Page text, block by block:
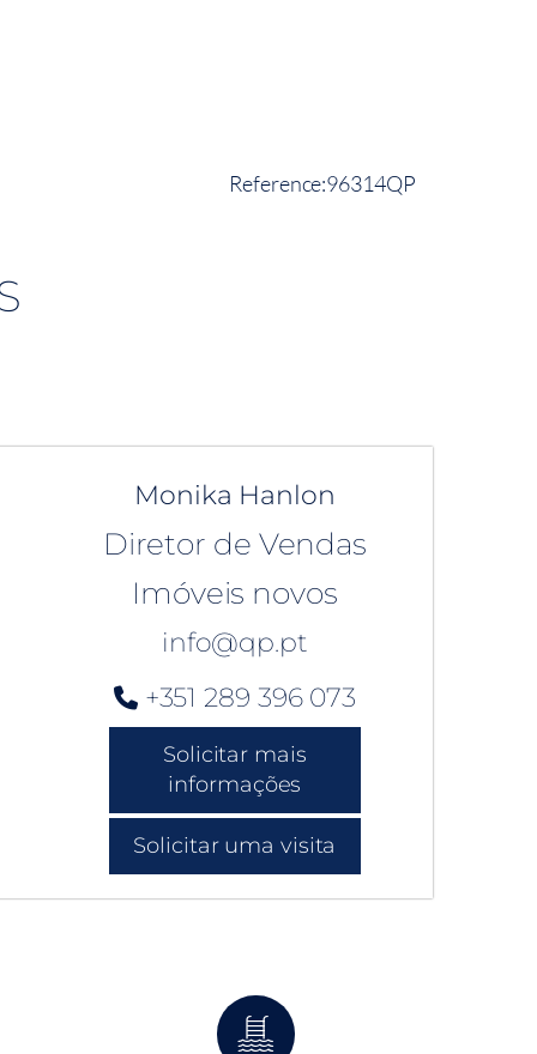
96314QP
Monika Hanlon
Diretor de Vendas
Imóveis novos
info@qp.pt
+351 289 396 073
Solicitar mais
informações
Solicitar uma visita